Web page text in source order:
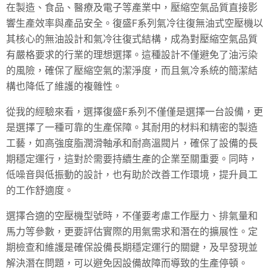
在製造、食品、醫療及電子等產業中，壓縮空氣品質直接影
響生產效率與產品安全。復盛F系列氣冷往復無油式空壓機以
其核心的無油設計和氣冷往復式結構，成為對壓縮空氣品質
有嚴格要求的行業的理想選擇。這種設計不僅避免了油污染
的風險，確保了壓縮空氣的潔淨度，而且氣冷系統的簡潔結
構也降低了維護的複雜性。
從我的經驗來看，選擇復盛F系列不僅僅是選擇一台設備，更
是選擇了一種可靠的生產保障。其耐用的材料和精密的製造
工藝，如高強度脂潤滑軸承和耐高溫閥片，確保了設備的長
期穩定運行，這對於需要持續生產的企業至關重要。同時，
低噪音與低振動的設計，也有助於改善工作環境，提升員工
的工作舒適度。
選擇合適的空壓機型號時，不僅要考慮工作壓力、排氣量和
馬力等參數，更要評估實際的用氣需求和潛在的擴展性。定
期檢查和維護是確保設備長期穩定運行的關鍵，及早發現並
解決潛在問題，可以避免因設備故障而導致的生產停頓。